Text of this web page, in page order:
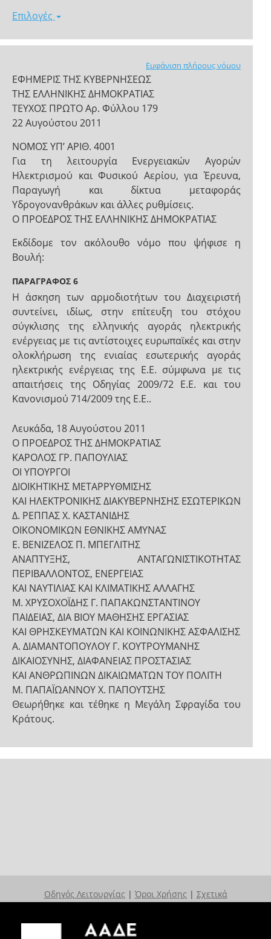
Επιλογές
Εμφάνιση πλήρους νόμου
ΕΦΗΜΕΡΙΣ ΤΗΣ ΚΥΒΕΡΝΗΣΕΩΣ
ΤΗΣ ΕΛΛΗΝΙΚΗΣ ΔΗΜΟΚΡΑΤΙΑΣ
ΤΕΥΧΟΣ ΠΡΩΤΟ Αρ. Φύλλου 179
22 Αυγούστου 2011
NOMOΣ ΥΠ’ ΑΡΙΘ. 4001
Για τη λειτουργία Ενεργειακών Αγορών
Ηλεκτρισμού και Φυσικού Αερίου, για Έρευνα,
Παραγωγή και δίκτυα μεταφοράς
Υδρογονανθράκων και άλλες ρυθμίσεις.
Ο ΠΡΟΕΔΡΟΣ ΤΗΣ ΕΛΛΗΝΙΚΗΣ ΔΗΜΟΚΡΑΤΙΑΣ
Εκδίδομε τον ακόλουθο νόμο που ψήφισε η
Βουλή:
ΠΑΡΑΓΡΑΦΟΣ 6
Η άσκηση των αρμοδιοτήτων του Διαχειριστή
συντείνει, ιδίως, στην επίτευξη του στόχου
σύγκλισης της ελληνικής αγοράς ηλεκτρικής
ενέργειας με τις αντίστοιχες ευρωπαϊκές και στην
ολοκλήρωση της ενιαίας εσωτερικής αγοράς
ηλεκτρικής ενέργειας της Ε.Ε. σύμφωνα με τις
απαιτήσεις της Οδηγίας 2009/72 Ε.Ε. και του
Κανονισμού 714/2009 της Ε.Ε..
Λευκάδα, 18 Αυγούστου 2011
Ο ΠΡΟΕΔΡΟΣ ΤΗΣ ΔΗΜΟΚΡΑΤΙΑΣ
ΚΑΡΟΛΟΣ ΓΡ. ΠΑΠΟΥΛΙΑΣ
ΟΙ ΥΠΟΥΡΓΟΙ
ΔΙΟΙΚΗΤΙΚΗΣ ΜΕΤΑΡΡΥΘΜΙΣΗΣ
ΚΑΙ ΗΛΕΚΤΡΟΝΙΚΗΣ ΔΙΑΚΥΒΕΡΝΗΣΗΣ ΕΣΩΤΕΡΙΚΩΝ
Δ. ΡΕΠΠΑΣ Χ. ΚΑΣΤΑΝΙΔΗΣ
ΟΙΚΟΝΟΜΙΚΩΝ ΕΘΝΙΚΗΣ ΑΜΥΝΑΣ
Ε. ΒΕΝΙΖΕΛΟΣ Π. ΜΠΕΓΛΙΤΗΣ
ΑΝΑΠΤΥΞΗΣ, ΑΝΤΑΓΩΝΙΣΤΙΚΟΤΗΤΑΣ
ΠΕΡΙΒΑΛΛΟΝΤΟΣ, ΕΝΕΡΓΕΙΑΣ
ΚΑΙ ΝΑΥΤΙΛΙΑΣ ΚΑΙ ΚΛΙΜΑΤΙΚΗΣ ΑΛΛΑΓΗΣ
Μ. ΧΡΥΣΟΧΟΪΔΗΣ Γ. ΠΑΠΑΚΩΝΣΤΑΝΤΙΝΟΥ
ΠΑΙΔΕΙΑΣ, ΔΙΑ ΒΙΟΥ ΜΑΘΗΣΗΣ ΕΡΓΑΣΙΑΣ
ΚΑΙ ΘΡΗΣΚΕΥΜΑΤΩΝ ΚΑΙ ΚΟΙΝΩΝΙΚΗΣ ΑΣΦΑΛΙΣΗΣ
Α. ΔΙΑΜΑΝΤΟΠΟΥΛΟΥ Γ. ΚΟΥΤΡΟΥΜΑΝΗΣ
ΔΙΚΑΙΟΣΥΝΗΣ, ΔΙΑΦΑΝΕΙΑΣ ΠΡΟΣΤΑΣΙΑΣ
ΚΑΙ ΑΝΘΡΩΠΙΝΩΝ ΔΙΚΑΙΩΜΑΤΩΝ ΤΟΥ ΠΟΛΙΤΗ
Μ. ΠΑΠΑΪΩΑΝΝΟΥ Χ. ΠΑΠΟΥΤΣΗΣ
Θεωρήθηκε και τέθηκε η Μεγάλη Σφραγίδα του
Κράτους.
Οδηγός Λειτουργίας | Όροι Χρήσης | Σχετικά